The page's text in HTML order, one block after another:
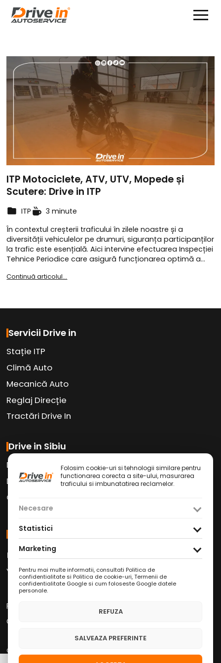
ITP Motociclete, ATV, UTV, Mopede și
Scutere: Drive in ITP
ITP
3 minute
În contextul creșterii traficului în zilele noastre și a
diversității vehiculelor pe drumuri, siguranța participanților
la trafic este esențială. Aici intervine efectuarea Inspecției
Tehnice Periodice care asigură funcționarea optimă a…
Continuă articolul...
Servicii Drive in
Stație ITP
Climă Auto
Mecanică Auto
Reglaj Direcție
Tractări Drive In
Drive in Sibiu
Drive in Car Wash
Drive in Cafe
Contact
Social Media
Facebook Instagram
Youtube/WhatsApp/LinkedIn
Politica de Confidențialitate
Condiții Service Auto
Copyright © 2026 Drive in Autoservice
Folosim cookie-uri si tehnologii similare pentru
functionarea corecta a site-ului, masurarea
traficului si imbunatatirea reclamelor.
Necesare
Statistici
Marketing
Pentru mai multe informatii, consultati Politica de
confidentialitate si Politica de cookie-uri,Termenii de
confidentialitate Google si cum foloseste Google datele
personale.
REFUZA
SALVEAZA PREFERINTE